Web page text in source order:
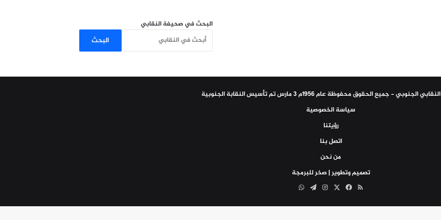
البحث في صحيفة النقابي
البحث
سياسة الخصوصية
رؤيتنا
اتصل بنا
من نحن
تصميم وتطوير | صخر للبرمجة
ملخصفيسبوكانستقرام
تيلقرامواتساب